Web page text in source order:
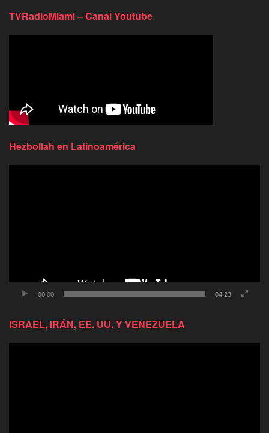
TVRadioMiami – Canal Youtube
Hezbollah en Latinoamérica
00:00 04:23
ISRAEL, IRÁN, EE. UU. Y VENEZUELA